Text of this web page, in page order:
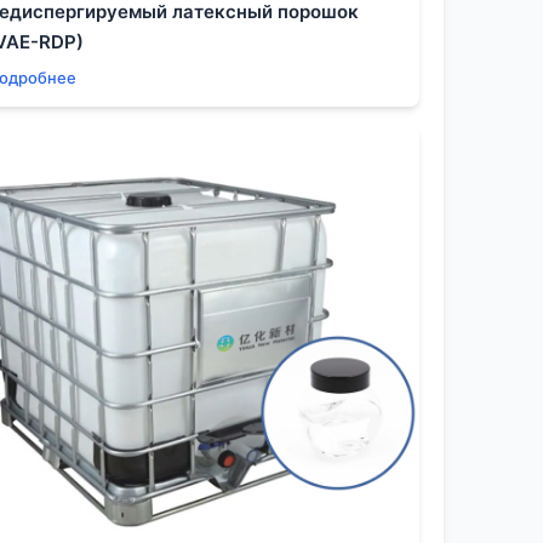
Всё свелось как раз к
в комбинации с определёнными
другие параметры: запах, скорость
по сравнению с н-гексанолом,
составляющая и доступность выходят
проникновения в микропоры. Казалось бы,
с катализатором, образуя
и искать компромисс с
цикл — да.
Но его хранение рядом с сильными
свойства поглощать влагу из воздуха,
латексный порошок
RDP)